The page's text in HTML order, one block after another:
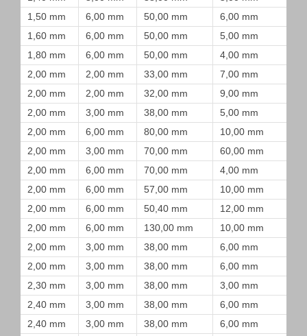
1,50 mm
6,00 mm 50,00 mm
6,00 mm
1,60 mm
6,00 mm 50,00 mm
5,00 mm
1,80 mm
6,00 mm 50,00 mm
4,00 mm
2,00 mm
2,00 mm 33,00 mm
7,00 mm
2,00 mm
2,00 mm 32,00 mm
9,00 mm
2,00 mm
3,00 mm 38,00 mm
5,00 mm
2,00 mm
6,00 mm 80,00 mm
10,00 mm
2,00 mm
3,00 mm 70,00 mm
60,00 mm
2,00 mm
6,00 mm 70,00 mm
4,00 mm
2,00 mm
6,00 mm 57,00 mm
10,00 mm
2,00 mm
6,00 mm 50,40 mm
12,00 mm
2,00 mm
6,00 mm 130,00 mm
10,00 mm
2,00 mm
3,00 mm 38,00 mm
6,00 mm
2,00 mm
3,00 mm 38,00 mm
6,00 mm
2,30 mm
3,00 mm 38,00 mm
3,00 mm
2,40 mm
3,00 mm 38,00 mm
6,00 mm
2,40 mm
3,00 mm 38,00 mm
6,00 mm